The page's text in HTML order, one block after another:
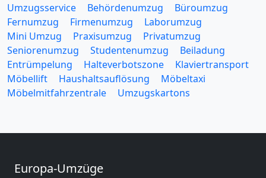
Umzugsservice Behördenumzug
Büroumzug
Fernumzug
Firmenumzug
Laborumzug
Mini Umzug
Praxisumzug
Privatumzug
Seniorenumzug
Studentenumzug
Beiladung
Entrümpelung
Halteverbotszone
Klaviertransport
Möbellift
Haushaltsauflösung
Möbeltaxi
Möbelmitfahrzentrale
Umzugskartons
Europa-Umzüge